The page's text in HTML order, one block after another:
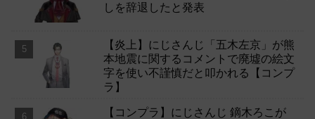
しを辞退したと発表
【炎上】にじさんじ「五木左京」が熊
本地震に関するコメントで廃墟の絵文
字を使い不謹慎だと叩かれる【コンプ
ラ】
【コンプラ】にじさんじ 鏑木ろこが